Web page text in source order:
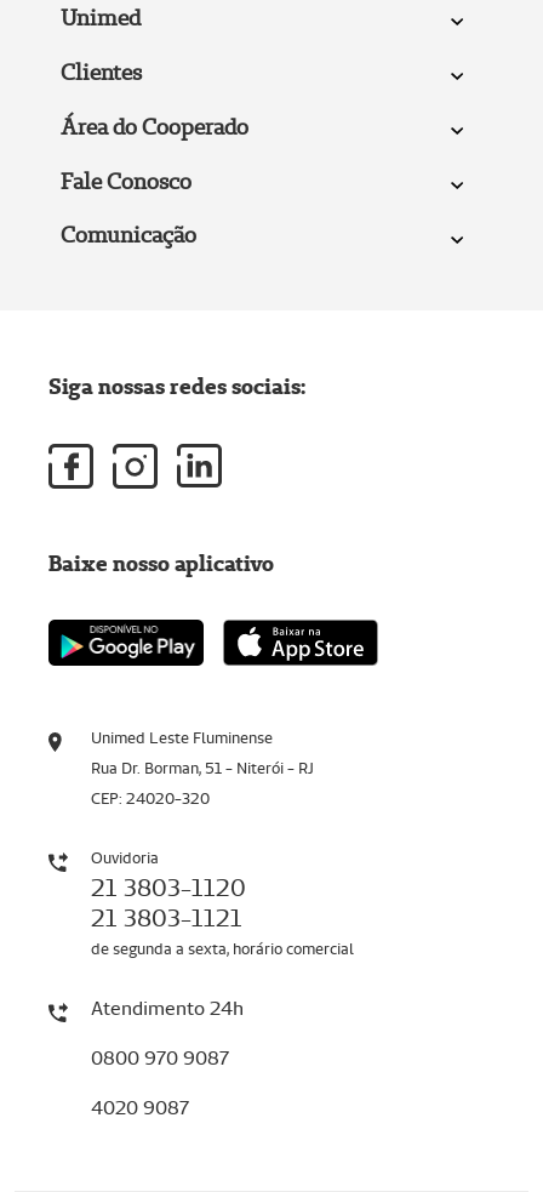
Unimed
Clientes
Área do Cooperado
Fale Conosco
Comunicação
Unimed Leste Fluminense
Rua Dr. Borman, 51 - Niterói - RJ
CEP: 24020-320
Ouvidoria
21 3803-1120
21 3803-1121
de segunda a sexta, horário comercial
Atendimento 24h
0800 970 9087
4020 9087
Siga nossas redes sociais:
Baixe nosso aplicativo